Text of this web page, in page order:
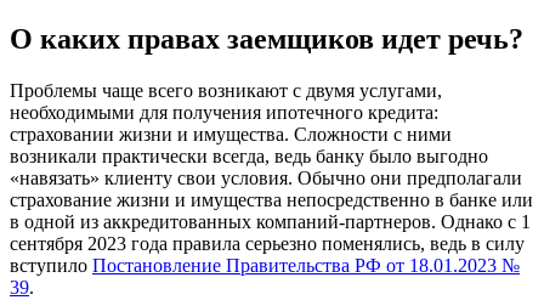
О каких правах заемщиков идет речь?
Проблемы чаще всего возникают с двумя услугами,
необходимыми для получения ипотечного кредита:
страховании жизни и имущества. Сложности с ними
возникали практически всегда, ведь банку было выгодно
«навязать» клиенту свои условия. Обычно они предполагали
страхование жизни и имущества непосредственно в банке или
в одной из аккредитованных компаний-партнеров. Однако с 1
сентября 2023 года правила серьезно поменялись, ведь в силу
вступило Постановление Правительства РФ от 18.01.2023 №
39.